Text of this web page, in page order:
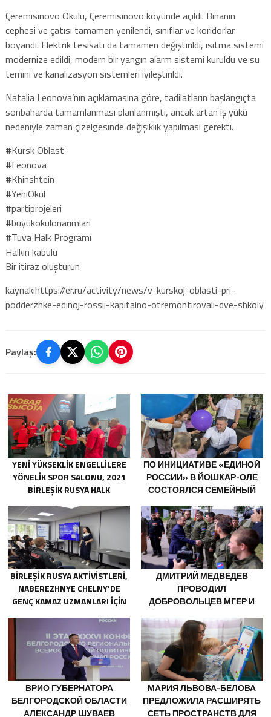
Çeremisinovo Okulu, Çeremisinovo köyünde açıldı. Binanın
cephesi ve çatısı tamamen yenilendi, sınıflar ve koridorlar
boyandı. Elektrik tesisatı da tamamen değiştirildi, ısıtma sistemi
modernize edildi, modern bir yangın alarm sistemi kuruldu ve su
temini ve kanalizasyon sistemleri iyileştirildi.
Natalia Leonova’nın açıklamasına göre, tadilatların başlangıçta
sonbaharda tamamlanması planlanmıştı, ancak artan iş yükü
nedeniyle zaman çizelgesinde değişiklik yapılması gerekti.
#Kursk Oblast
#Leonova
#Khinshtein
#YeniOkul
#partiprojeleri
#büyükokulonarımları
#Tuva Halk Programı
Halkın kabulü
Bir itiraz oluşturun
kaynak:https://er.ru/activity/news/v-kurskoj-oblasti-pri-
podderzhke-edinoj-rossii-kapitalno-otremontirovali-dve-shkoly
Paylaş:
YENI YÜKSEKLIK ENGELLILERE
YÖNELIK SPOR SALONU, 2021
BIRLEŞIK RUSYA HALK
SARATOV’DA AÇILDI
ПО ИНИЦИАТИВЕ «ЕДИНОЙ
РОССИИ» В ЙОШКАР-ОЛЕ
СОСТОЯЛСЯ СЕМЕЙНЫЙ
BIRLEŞIK RUSYA AKTIVISTLERI,
NABEREZHNYE CHELNY’DE
GENÇ KAMAZ UZMANLARI IÇIN
ДМИТРИЙ МЕДВЕДЕВ
ПРОВОДИЛ
ДОБРОВОЛЬЦЕВ МГЕР И
НА ПЕРЕДОВУЮ
ВРИО ГУБЕРНАТОРА
БЕЛГОРОДСКОЙ ОБЛАСТИ
АЛЕКСАНДР ШУВАЕВ
МАРИЯ ЛЬВОВА-БЕЛОВА
ПРЕДЛОЖИЛА РАСШИРЯТЬ
СЕТЬ ПРОСТРАНСТВ ДЛЯ